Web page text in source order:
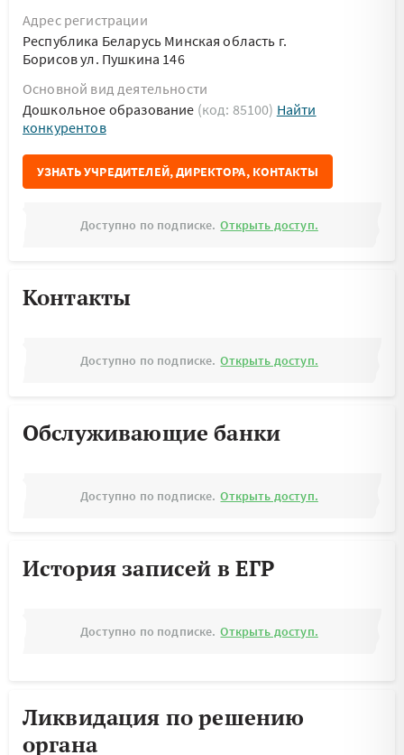
Адрес регистрации
Республика Беларусь Минская область г.
Борисов ул. Пушкина 146
Основной вид деятельности
Дошкольное образование (код: 85100) Найти
конкурентов
УЗНАТЬ УЧРЕДИТЕЛЕЙ, ДИРЕКТОРА, КОНТАКТЫ
Доступно по подписке. Открыть доступ.
Контакты
Доступно по подписке. Открыть доступ.
Обслуживающие банки
Доступно по подписке. Открыть доступ.
История записей в ЕГР
Доступно по подписке. Открыть доступ.
Ликвидация по решению
органа